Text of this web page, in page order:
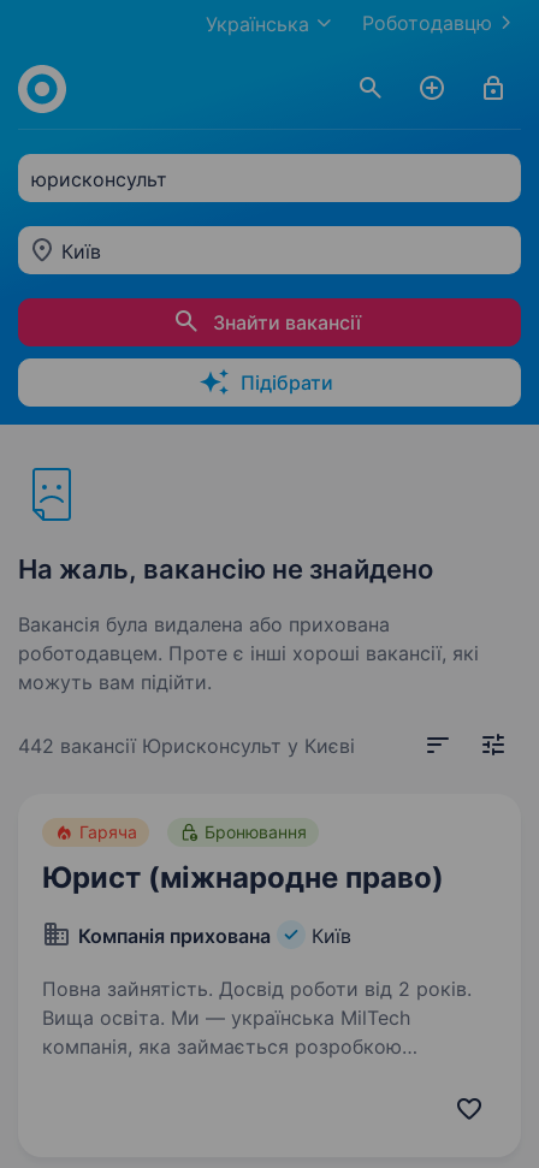
Роботодавцю
Українська
юрисконсульт
Київ
Знайти вакансії
Підібрати
На жаль, вакансію не знайдено
Вакансія була видалена або прихована
роботодавцем. Проте є інші хороші вакансії, які
можуть вам підійти.
442 вакансії Юрисконсульт у Києві
Гаряча Бронювання
Юрист (міжнародне право)
Компанія прихована Київ
Повна зайнятість. Досвід роботи від 2 років.
Вища освіта. Ми — українська MilTech
компанія, яка займається розробкою
апаратів (БПЛА). Ми активно масштабуємося, і